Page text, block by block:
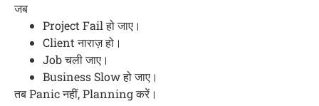
जब
Project Fail हो जाए।
Client नाराज़ हो।
Job चली जाए।
Business Slow हो जाए।
तब Panic नहीं, Planning करें।